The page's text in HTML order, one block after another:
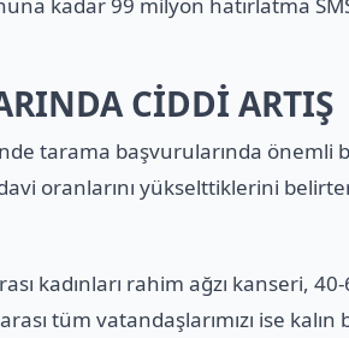
CİDDİ ARTIŞ
tarama başvurularında önemli
oranlarını yükselttiklerini
kadınları rahim ağzı kanseri,
tüm vatandaşlarımızı ise kalın